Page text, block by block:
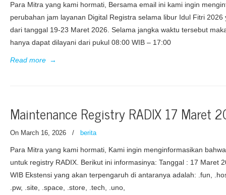
Para Mitra yang kami hormati, Bersama email ini kami ingin
perubahan jam layanan Digital Registra selama libur Idul Fitri
dari tanggal 19-23 Maret 2026. Selama jangka waktu tersebut
hanya dapat dilayani dari pukul 08:00 WIB – 17:00
Read more →
Maintenance Registry RADIX 17 Maret
On March 16, 2026 / berita
Para Mitra yang kami hormati, Kami ingin menginformasikan
untuk registry RADIX. Berikut ini informasinya: Tanggal : 17 Maret
WIB Ekstensi yang akan terpengaruh di antaranya adalah: .fun,
.pw, .site, .space, .store, .tech, .uno,